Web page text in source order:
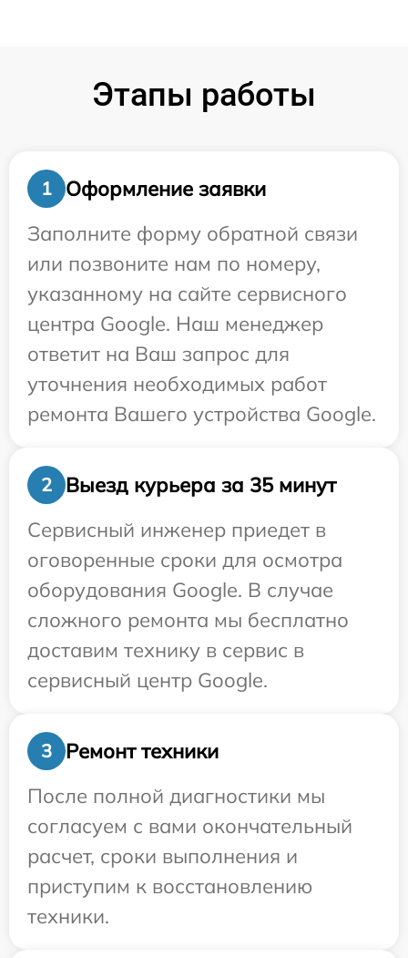
Этапы работы
1
Оформление заявки
Заполните форму обратной связи
или позвоните нам по номеру,
указанному на сайте сервисного
центра Google. Наш менеджер
ответит на Ваш запрос для
уточнения необходимых работ
ремонта Вашего устройства Google.
2
Выезд курьера за 35 минут
Сервисный инженер приедет в
оговоренные сроки для осмотра
оборудования Google. В случае
сложного ремонта мы бесплатно
доставим технику в сервис в
сервисный центр Google.
3
Ремонт техники
После полной диагностики мы
согласуем с вами окончательный
расчет, сроки выполнения и
приступим к восстановлению
техники.